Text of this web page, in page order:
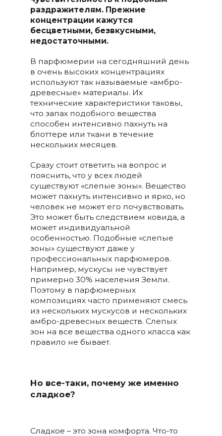
раздражителям. Прежние
концентрации кажутся
бесцветными, безвкусными,
недостаточными.
В парфюмерии на сегодняшний день
в очень высоких концентрациях
используют так называемые «амбро-
древесные» материалы. Их
технические характеристики таковы,
что запах подобного вещества
способен интенсивно пахнуть на
блоттере или ткани в течение
нескольких месяцев.
Сразу стоит ответить на вопрос и
пояснить, что у всех людей
существуют «слепые зоны». Вещество
может пахнуть интенсивно и ярко, но
человек не может его почувствовать.
Это может быть следствием ковида, а
может индивидуальной
особенностью. Подобные «слепые
зоны» существуют даже у
профессиональных парфюмеров.
Например, мускусы не чувствует
примерно 30% населения Земли.
Поэтому в парфюмерных
композициях часто применяют смесь
из нескольких мускусов и нескольких
амбро-древесных веществ. Слепых
зон на все вещества одного класса как
правило не бывает.
Но все-таки, почему же именно
сладкое?
Сладкое – это зона комфорта. Что-то